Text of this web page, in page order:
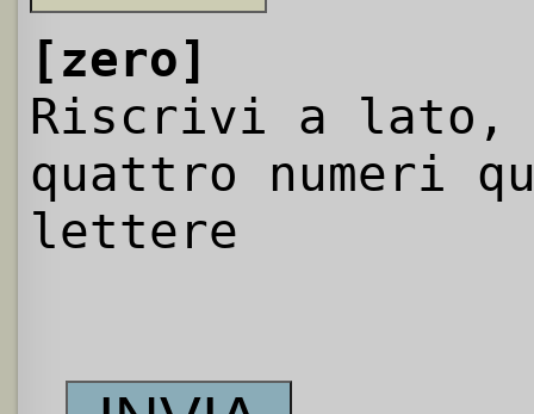
[zero]
Riscrivi a
quattro numeri
lettere